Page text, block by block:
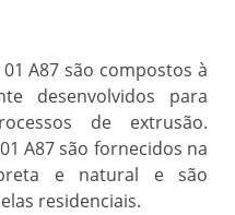
A87 são compostos à
desenvolvidos para
de extrusão.
A87 são fornecidos na
e natural e são
residenciais.